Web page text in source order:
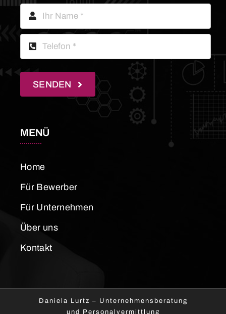
SENDEN
MENÜ
Home
Für Bewerber
Für Unternehmen
Über uns
Kontakt
Daniela Lurtz – Unternehmensberatung
und Personalvermittlung